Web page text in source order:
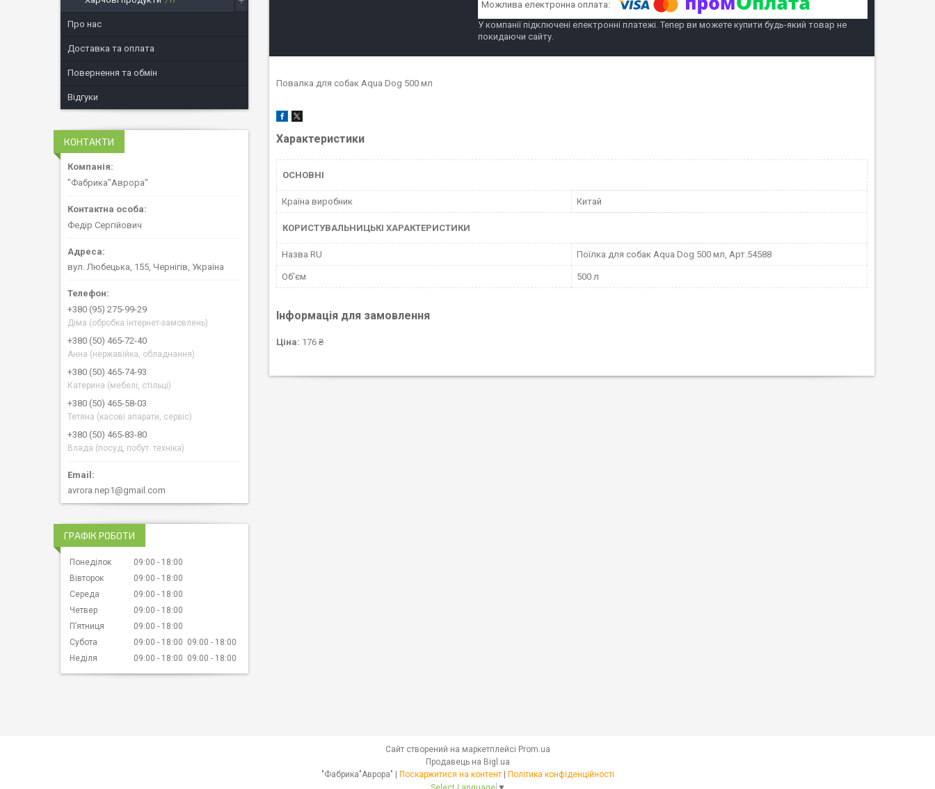
У компанії підключені електронні платежі. Тепер ви можете купити будь-який товар не
покидаючи сайту.
Повалка для собак Aqua Dog 500 мл
Характеристики
ОСНОВНІ
Країна виробник Китай
КОРИСТУВАЛЬНИЦЬКІ ХАРАКТЕРИСТИКИ
Назва RU Поїлка для собак Aqua Dog 500 мл, Арт.54588
Об'єм 500 л
Інформація для замовлення
Ціна: 176 ₴
Про нас
Доставка та оплата
Повернення та обмін
Відгуки
КОНТАКТИ
"Фабрика"Аврора"
Федір Сергійович
вул. Любецька, 155, Чернігів, Україна
+380 (95) 275-99-29
Діма (обробка інтернет-замовлень)
+380 (50) 465-72-40
Анна (нержавійка, обладнання)
+380 (50) 465-74-93
Катерина (мебелі, стільці)
+380 (50) 465-58-03
Тетяна (касові апарати, сервіс)
+380 (50) 465-83-80
Влада (посуд, побут. техніка)
avrora.nep1@gmail.com
ГРАФІК РОБОТИ
Понеділок 09:00
18:00
Вівторок
09:00
18:00
Середа
09:00
18:00
Четвер
09:00
18:00
Пʼятниця
09:00
18:00
Субота
09:00 18:00 09:00
18:00
Неділя
09:00 18:00 09:00 18:00
Сайт створений на маркетплейсі Prom.ua
Продавець на Bigl.ua
Поскаржитися на контент
Політика конфіденційності